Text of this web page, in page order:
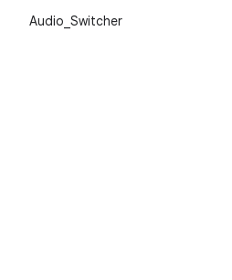
Audio_Switcher